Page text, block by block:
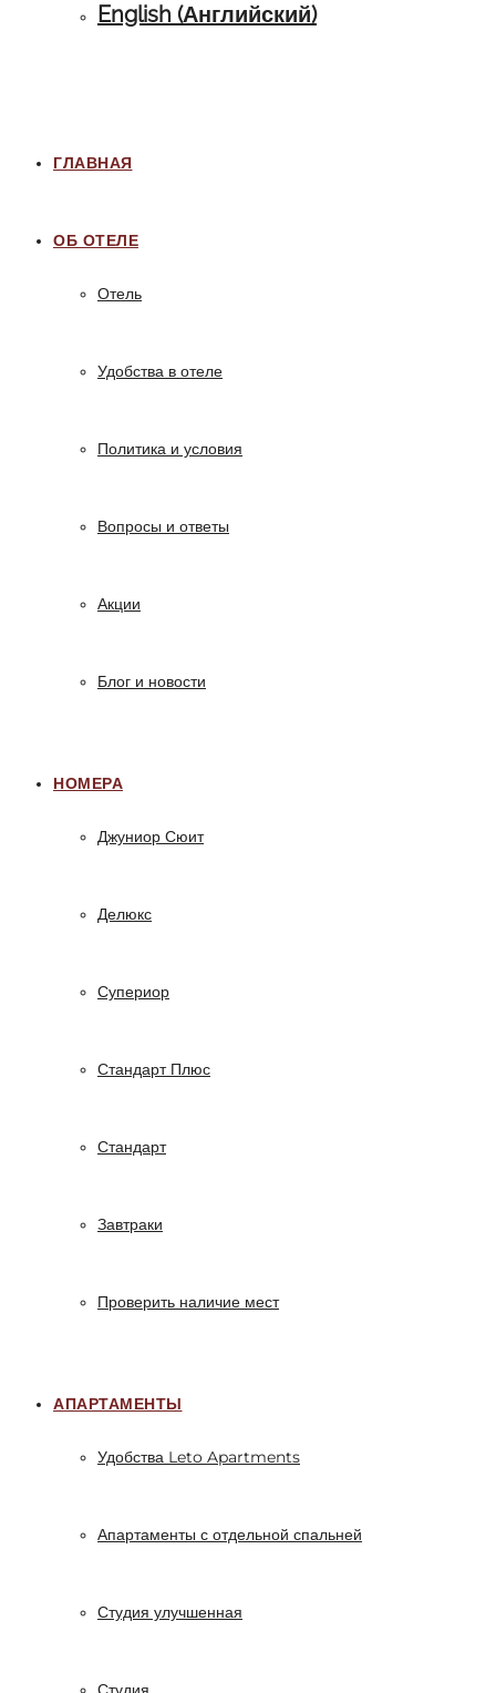
English (Английский)
ГЛАВНАЯ
ОБ ОТЕЛЕ
Отель
Удобства в отеле
Политика и условия
Вопросы и ответы
Акции
Блог и новости
НОМЕРА
Джуниор Сюит
Делюкс
Супериор
Стандарт Плюс
Стандарт
Завтраки
Проверить наличие мест
АПАРТАМЕНТЫ
Удобства Leto Apartments
Апартаменты с отдельной спальней
Студия улучшенная